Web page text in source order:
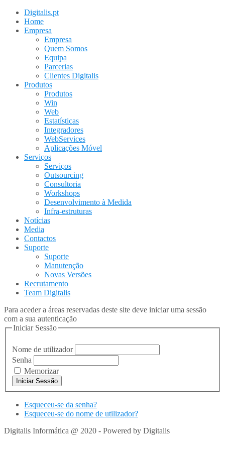
Digitalis.pt
Home
Empresa
Empresa
Quem Somos
Equipa
Parcerias
Clientes Digitalis
Produtos
Produtos
Win
Web
Estatísticas
Integradores
WebServices
Aplicações Móvel
Serviços
Serviços
Outsourcing
Consultoria
Workshops
Desenvolvimento à Medida
Infra-estruturas
Notícias
Media
Contactos
Suporte
Suporte
Manutenção
Novas Versões
Recrutamento
Team Digitalis
Para aceder a áreas reservadas deste site deve iniciar uma sessão
com a sua autenticação
Iniciar Sessão
Nome de utilizador
Senha
Memorizar
Esqueceu-se da senha?
Esqueceu-se do nome de utilizador?
Digitalis Informática @ 2020 - Powered by Digitalis